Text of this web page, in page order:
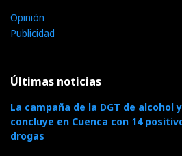
Opinión
Publicidad
Últimas noticias
La campaña de la DGT de alcohol
concluye en Cuenca con 14
drogas